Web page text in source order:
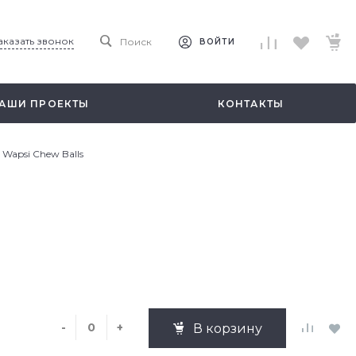
звонок Поиск ВОЙТИ
ПРОЕКТЫ КОНТАКТЫ
Chew Balls
- + В корзину